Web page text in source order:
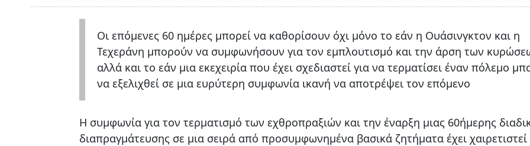
Οι επόμενες 60 ημέρες μπορεί να καθορίσουν όχι μόνο το εάν η Ουάσινγκτον και η
Τεχεράνη μπορούν να συμφωνήσουν για τον εμπλουτισμό και την άρση των
αλλά και το εάν μια εκεχειρία που έχει σχεδιαστεί για να τερματίσει έναν πόλεμο
να εξελιχθεί σε μια ευρύτερη συμφωνία ικανή να αποτρέψει τον επόμενο
Η συμφωνία για τον τερματισμό των εχθροπραξιών και την έναρξη μιας 60ήμερης
διαπραγμάτευσης σε μια σειρά από προσυμφωνημένα βασικά ζητήματα έχει χαιρετιστεί